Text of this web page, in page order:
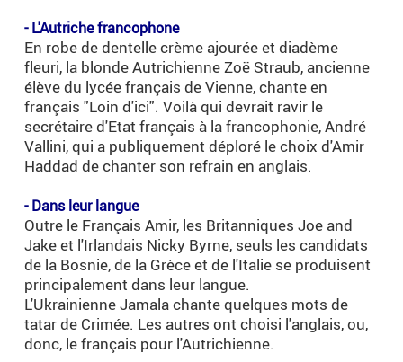
- L'Autriche francophone
En robe de dentelle crème ajourée et diadème
fleuri, la blonde Autrichienne Zoë Straub, ancienne
élève du lycée français de Vienne, chante en
français "Loin d'ici". Voilà qui devrait ravir le
secrétaire d'Etat français à la francophonie, André
Vallini, qui a publiquement déploré le choix d'Amir
Haddad de chanter son refrain en anglais.
- Dans leur langue
Outre le Français Amir, les Britanniques Joe and
Jake et l'Irlandais Nicky Byrne, seuls les candidats
de la Bosnie, de la Grèce et de l'Italie se produisent
principalement dans leur langue.
L'Ukrainienne Jamala chante quelques mots de
tatar de Crimée. Les autres ont choisi l'anglais, ou,
donc, le français pour l'Autrichienne.